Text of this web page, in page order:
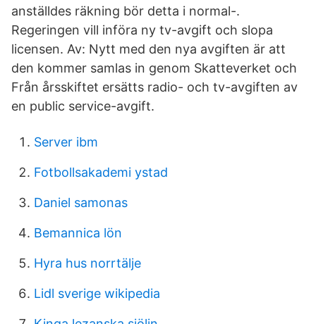
anställdes räkning bör detta i normal-.
Regeringen vill införa ny tv-avgift och slopa
licensen. Av: Nytt med den nya avgiften är att
den kommer samlas in genom Skatteverket och
Från årsskiftet ersätts radio- och tv-avgiften av
en public service-avgift.
Server ibm
Fotbollsakademi ystad
Daniel samonas
Bemannica lön
Hyra hus norrtälje
Lidl sverige wikipedia